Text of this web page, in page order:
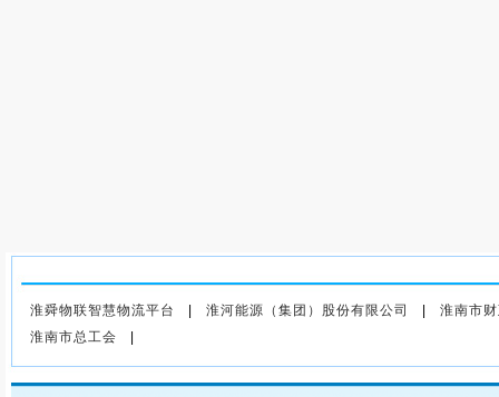
上一篇：淮南舜龙煤炭联运有
限责任公司 老旧船舶竞价转让
公告（二次竞价）
淮舜物联智慧物流平台 | 淮河能源（集团）股份有限公司 |
淮南市
淮南市总工会
|